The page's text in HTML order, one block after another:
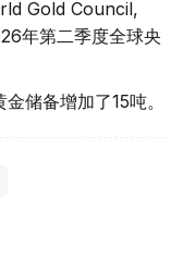
Gold Council,
年第二季度全球央
储备增加了15吨。